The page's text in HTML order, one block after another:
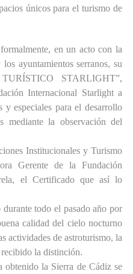
únicos para el turismo de
en un acto con la
ayuntamientos serranos, su
STARLIGHT”,
Internacional Starlight a
y especiales para el desarrollo
mediante la observación del
Institucionales y Turismo
Gerente de la Fundación
el Certificado que así lo
todo el pasado año por
calidad del cielo nocturno
actividades de astroturismo, la
la distinción.
obtenido la Sierra de Cádiz se